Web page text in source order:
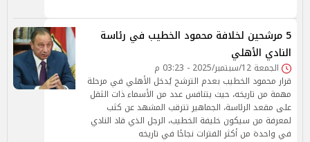
5 مرشحين لخلافة محمود الخطيب في رئاسة
النادي الأهلي
الجمعة 12/سبتمبر/2025 - 03:23 م
قرار محمود الخطيب بعدم الترشح يُدخل الأهلي في مرحلة
مهمة من تاريخه، حيث يتنافس عدد من الأسماء ذات الثقل
على مقعد الرئاسة، الجماهير تترقب المشهد عن كثب
لمعرفة من سيكون خليفة الخطيب، الرجل الذي قاد النادي
في واحدة من أكثر الفترات نجاحًا في تاريخه